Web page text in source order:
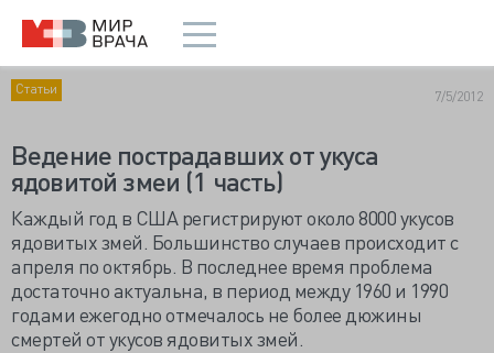
Статьи 7/5/2012
Ведение пострадавших от укуса
ядовитой змеи (1 часть)
Каждый год в США регистрируют около 8000 укусов
ядовитых змей. Большинство случаев происходит с
апреля по октябрь. В последнее время проблема
достаточно актуальна, в период между 1960 и 1990
годами ежегодно отмечалось не более дюжины
смертей от укусов ядовитых змей.